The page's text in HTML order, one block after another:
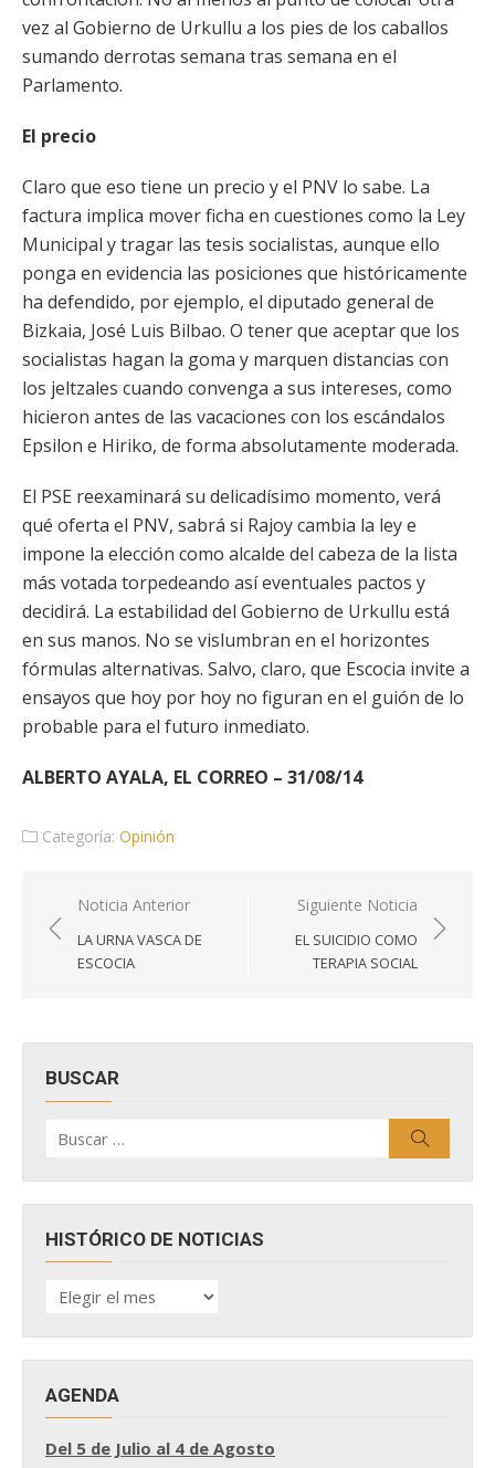
vez al Gobierno de Urkullu a los pies de los caballos
sumando derrotas semana tras semana en el
Parlamento.
El precio
Claro que eso tiene un precio y el PNV lo sabe. La
factura implica mover ficha en cuestiones como la Ley
Municipal y tragar las tesis socialistas, aunque ello
ponga en evidencia las posiciones que históricamente
ha defendido, por ejemplo, el diputado general de
Bizkaia, José Luis Bilbao. O tener que aceptar que los
socialistas hagan la goma y marquen distancias con
los jeltzales cuando convenga a sus intereses, como
hicieron antes de las vacaciones con los escándalos
Epsilon e Hiriko, de forma absolutamente moderada.
El PSE reexaminará su delicadísimo momento, verá
qué oferta el PNV, sabrá si Rajoy cambia la ley e
impone la elección como alcalde del cabeza de la lista
más votada torpedeando así eventuales pactos y
decidirá. La estabilidad del Gobierno de Urkullu está
en sus manos. No se vislumbran en el horizontes
fórmulas alternativas. Salvo, claro, que Escocia invite a
ensayos que hoy por hoy no figuran en el guión de lo
probable para el futuro inmediato.
ALBERTO AYALA, EL CORREO – 31/08/14
Categoría: Opinión
Navegación
de
entradas
Noticia Anterior
LA URNA VASCA DE
ESCOCIA
Siguiente Noticia
EL SUICIDIO COMO
TERAPIA SOCIAL
BUSCAR
por:
HISTÓRICO DE NOTICIAS
HISTÓRICO
DE
AGENDA
Del 5 de Julio al 4 de Agosto